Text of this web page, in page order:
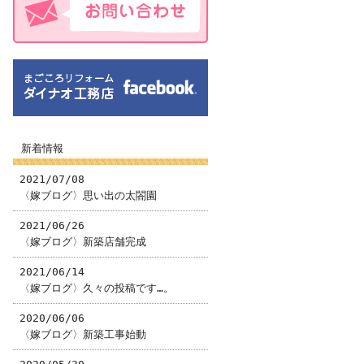
新着情報
2021/07/08
〈嫁ブログ〉思い出の太閤園
2021/06/26
〈嫁ブログ〉新築店舗完成
2021/06/14
〈嫁ブログ〉久々の投稿です…。
2020/06/06
〈嫁ブログ〉新築工事始動